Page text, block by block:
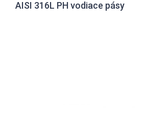
AISI 316L PH vodiace pásy